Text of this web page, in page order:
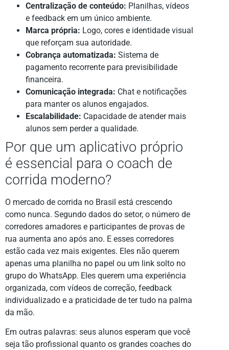
Centralização de conteúdo: Planilhas, vídeos
e feedback em um único ambiente.
Marca própria: Logo, cores e identidade visual
que reforçam sua autoridade.
Cobrança automatizada: Sistema de
pagamento recorrente para previsibilidade
financeira.
Comunicação integrada: Chat e notificações
para manter os alunos engajados.
Escalabilidade: Capacidade de atender mais
alunos sem perder a qualidade.
Por que um aplicativo próprio
é essencial para o coach de
corrida moderno?
O mercado de corrida no Brasil está crescendo
como nunca. Segundo dados do setor, o número de
corredores amadores e participantes de provas de
rua aumenta ano após ano. E esses corredores
estão cada vez mais exigentes. Eles não querem
apenas uma planilha no papel ou um link solto no
grupo do WhatsApp. Eles querem uma experiência
organizada, com vídeos de correção, feedback
individualizado e a praticidade de ter tudo na palma
da mão.
Em outras palavras: seus alunos esperam que você
seja tão profissional quanto os grandes coaches do